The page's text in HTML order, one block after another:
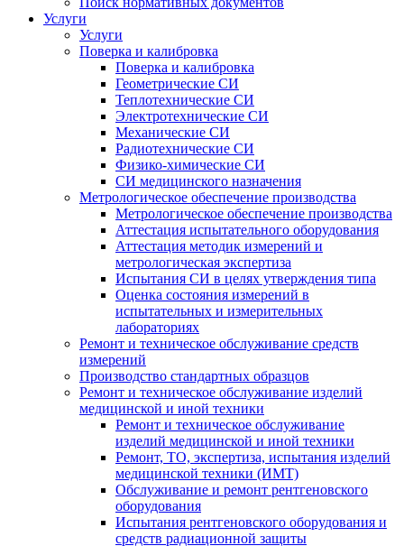
Услуги
Услуги
Поверка и калибровка
Поверка и калибровка
Геометрические СИ
Теплотехнические СИ
Электротехнические СИ
Механические СИ
Радиотехнические СИ
Физико-химические СИ
СИ медицинского назначения
Метрологическое обеспечение производства
Метрологическое обеспечение производства
Аттестация испытательного оборудования
Аттестация методик измерений и
метрологическая экспертиза
Испытания СИ в целях утверждения типа
Оценка состояния измерений в
испытательных и измерительных
лабораториях
Ремонт и техническое обслуживание средств
измерений
Производство стандартных образцов
Ремонт и техническое обслуживание изделий
медицинской и иной техники
Ремонт и техническое обслуживание
изделий медицинской и иной техники
Ремонт, ТО, экспертиза, испытания изделий
медицинской техники (ИМТ)
Обслуживание и ремонт рентгеновского
оборудования
Испытания рентгеновского оборудования и
средств радиационной защиты